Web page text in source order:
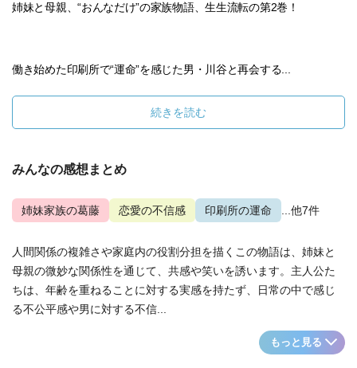
姉妹と母親、“おんなだけ”の家族物語、生生流転の第2巻！
働き始めた印刷所で“運命”を感じた男・川谷と再会する...
続きを読む
みんなの感想まとめ
姉妹家族の葛藤 恋愛の不信感 印刷所の運命 ...他7件
人間関係の複雑さや家庭内の役割分担を描くこの物語は、姉妹と
母親の微妙な関係性を通じて、共感や笑いを誘います。主人公た
ちは、年齢を重ねることに対する実感を持たず、日常の中で感じ
る不公平感や男に対する不信...
もっと見る